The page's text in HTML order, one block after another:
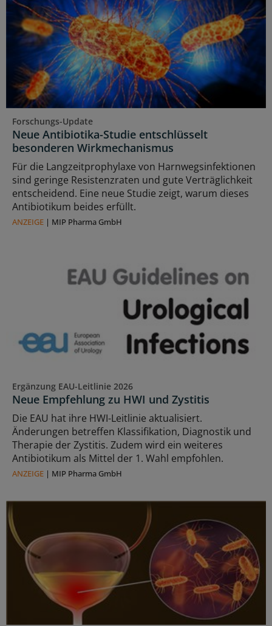
Forschungs-Update
Neue Antibiotika-Studie entschlüsselt
besonderen Wirkmechanismus
Für die Langzeitprophylaxe von Harnwegsinfektionen
sind geringe Resistenzraten und gute Verträglichkeit
entscheidend. Eine neue Studie zeigt, warum dieses
Antibiotikum beides erfüllt.
ANZEIGE | MIP Pharma GmbH
Ergänzung EAU-Leitlinie 2026
Neue Empfehlung zu HWI und Zystitis
Die EAU hat ihre HWI-Leitlinie aktualisiert.
Änderungen betreffen Klassifikation, Diagnostik und
Therapie der Zystitis. Zudem wird ein weiteres
Antibiotikum als Mittel der 1. Wahl empfohlen.
ANZEIGE | MIP Pharma GmbH